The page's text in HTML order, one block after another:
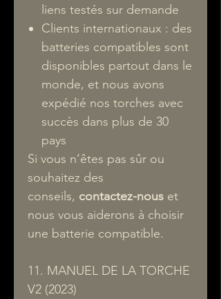
liens testés sur demande
Clients internationaux : des
batteries compatibles sont
disponibles partout dans le
monde, et nous avons
expédié nos torches avec
succès dans plus de 30
pays
Si vous n’êtes pas sûr ou
souhaitez des
conseils, contactez-nous et
nous vous aiderons à choisir
une batterie compatible.
11. MANUEL DE LA TORCHE
V2 (2023)